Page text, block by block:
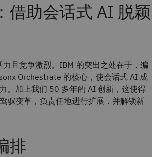
借助会话式 AI 脱颖
且竞争激烈。IBM 的突出之处在于，编
Orchestrate 的核心，使会话式 AI 成
。加上我们 50 多年的 AI 创新，这使得
驭变革，负责任地进行扩展，并解锁新
排